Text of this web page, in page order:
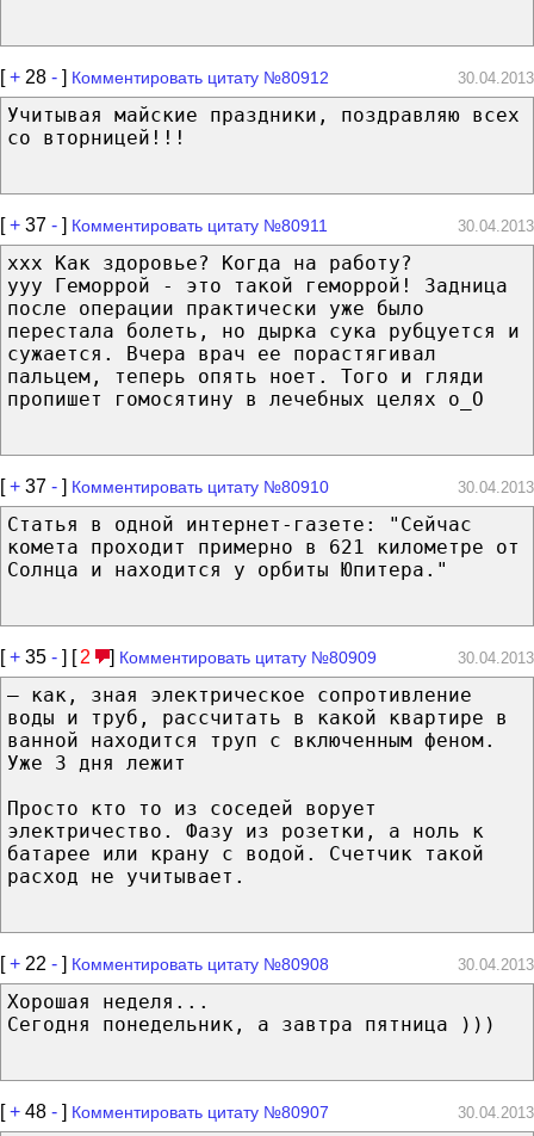
[+ 28 - ] Комментировать цитату №80912 30.04.2013
Учитывая майские праздники, поздравляю всех
со вторницей!!!
[+ 37 - ] Комментировать цитату №80911 30.04.2013
ххх Как здоровье? Когда на работу?
yyy Геморрой - это такой геморрой! Задница
после операции практически уже было
перестала болеть, но дырка сука рубцуется и
сужается. Вчера врач ее порастягивал
пальцем, теперь опять ноет. Того и гляди
пропишет гомосятину в лечебных целях o_O
[+ 37 - ] Комментировать цитату №80910 30.04.2013
Статья в одной интернет-газете: "Сейчас
комета проходит примерно в 621 километре от
Солнца и находится у орбиты Юпитера."
[+ 35 - ] [ 2 ] Комментировать цитату №80909 30.04.2013
— как, зная электрическое сопротивление
воды и труб, рассчитать в какой квартире в
ванной находится труп с включенным феном.
Уже 3 дня лежит
Просто кто то из соседей ворует
электричество. Фазу из розетки, а ноль к
батарее или крану с водой. Счетчик такой
расход не учитывает.
[+ 22 - ] Комментировать цитату №80908 30.04.2013
Хорошая неделя...
Сегодня понедельник, а завтра пятница )))
[+ 48 - ] Комментировать цитату №80907 30.04.2013